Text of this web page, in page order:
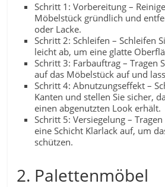
Schritt 1: Vorbereitung –
Möbelstück gründlich und
oder Lacke.
Schritt 2: Schleifen – Schleifen
leicht ab, um eine glatte
Schritt 3: Farbauftrag – Tragen
auf das Möbelstück auf und
Schritt 4: Abnutzungseffekt –
Kanten und stellen Sie sicher,
einen abgenutzten Look erhält.
Schritt 5: Versiegelung –
eine Schicht Klarlack auf, um
schützen.
2. Palettenmöbel